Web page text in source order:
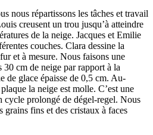
nous répartissons les tâches et travail
creusent un trou jusqu’à atteindre
de la neige. Jacques et Emilie
couches. Clara dessine la
et à mesure. Nous faisons une
30 cm de neige par rapport à la
de glace épaisse de 0,5 cm. Au-
la neige est molle. C’est une
cycle prolongé de dégel-regel. Nous
grains fins et des cristaux à faces